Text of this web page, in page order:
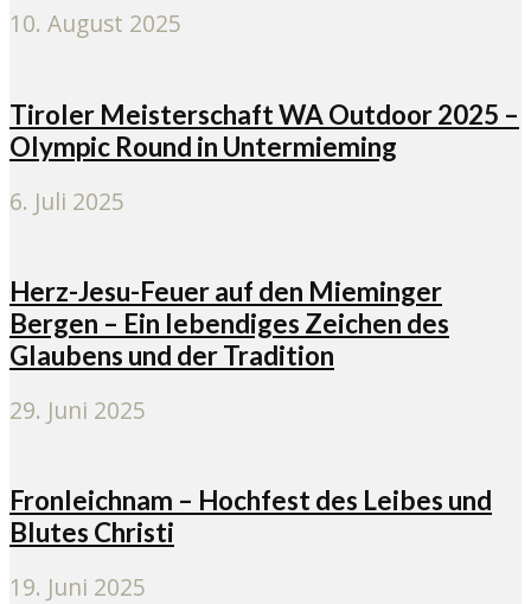
10. August 2025
Tiroler Meisterschaft WA Outdoor 2025 –
Olympic Round in Untermieming
6. Juli 2025
Herz-Jesu-Feuer auf den Mieminger
Bergen – Ein lebendiges Zeichen des
Glaubens und der Tradition
29. Juni 2025
Fronleichnam – Hochfest des Leibes und
Blutes Christi
19. Juni 2025